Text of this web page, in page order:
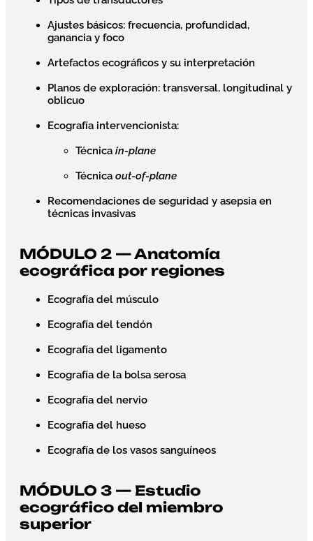
Ajustes básicos: frecuencia, profundidad,
ganancia y foco
Artefactos ecográficos y su interpretación
Planos de exploración: transversal, longitudinal y
oblicuo
Ecografía intervencionista:
Técnica in-plane
Técnica out-of-plane
Recomendaciones de seguridad y asepsia en
técnicas invasivas
MÓDULO 2 — Anatomía
ecográfica por regiones
Ecografía del músculo
Ecografía del tendón
Ecografía del ligamento
Ecografía de la bolsa serosa
Ecografía del nervio
Ecografía del hueso
Ecografía de los vasos sanguíneos
MÓDULO 3 — Estudio
ecográfico del miembro
superior